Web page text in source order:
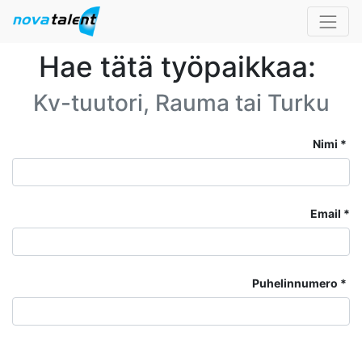
Hae tätä työpaikkaa:
Kv-tuutori, Rauma tai Turku
Nimi
Email
Puhelinnumero